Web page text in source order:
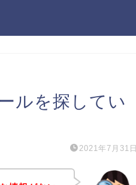
ルを探してい
2021年7月31日